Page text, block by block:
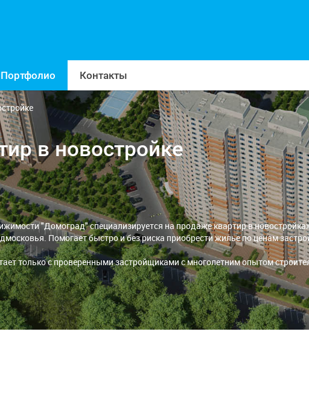
Портфолио Контакты
в новостройке
"Домоград" специализируется на продаже квартир в
Помогает быстро и без риска приобрести жилье по ценам
только с проверенными застройщиками с многолетним опытом